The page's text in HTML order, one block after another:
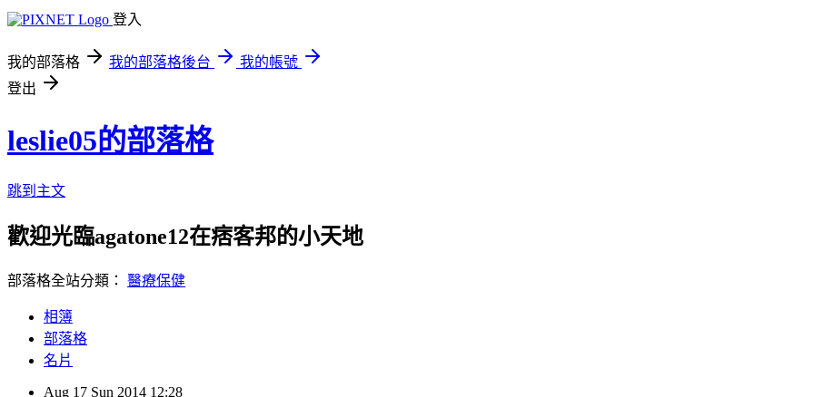
登入
我的部落格 我的部落格後台
我的帳號
登出
leslie05的部落格
跳到主文
歡迎光臨agatone12在痞客邦的小天地
部落格全站分類： 醫療保健
相簿
部落格
名片
Aug 17 Sun 2014 12:28